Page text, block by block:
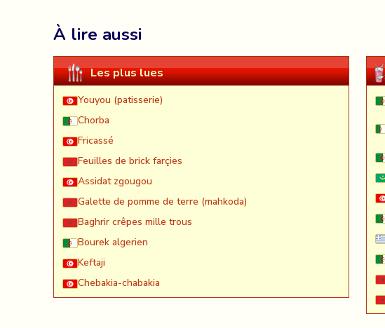
À lire aussi
Les plus lues
Youyou (patisserie)
Chorba
Fricassé
Feuilles de brick farçies
Assidat zgougou
Galette de pomme de terre (mahkoda)
Baghrir crêpes mille trous
Bourek algerien
Keftaji
Chebakia-chabakia